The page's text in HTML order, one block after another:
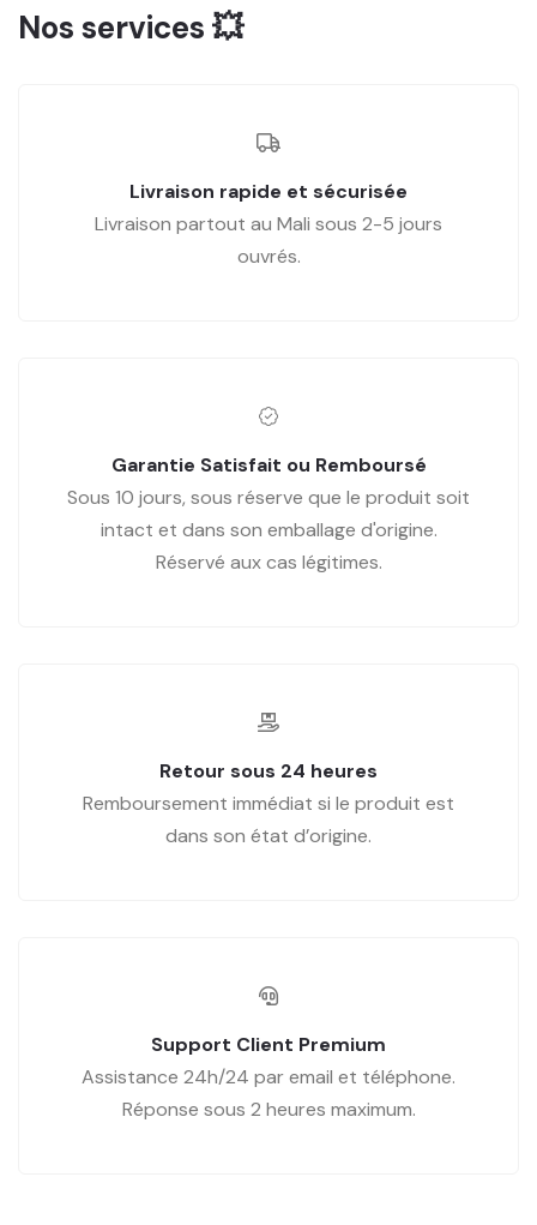
Nos services 💥
Livraison rapide et sécurisée
Livraison partout au Mali sous 2-5 jours
ouvrés.
Garantie Satisfait ou Remboursé
Sous 10 jours, sous réserve que le produit soit
intact et dans son emballage d'origine.
Réservé aux cas légitimes.
Retour sous 24 heures
Remboursement immédiat si le produit est
dans son état d’origine.
Support Client Premium
Assistance 24h/24 par email et téléphone.
Réponse sous 2 heures maximum.